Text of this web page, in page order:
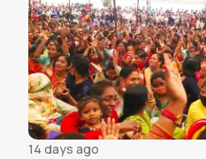
14 days ago